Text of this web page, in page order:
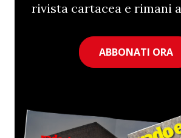
rivista cartacea e rimani
ABBONATI ORA